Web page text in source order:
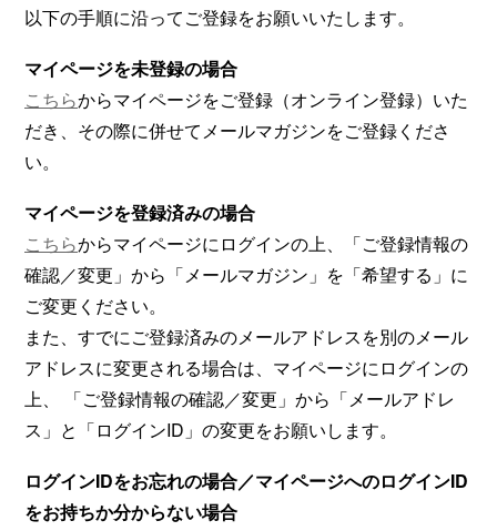
以下の手順に沿ってご登録をお願いいたします。
マイページを未登録の場合
こちらからマイページをご登録（オンライン登録）いた
だき、その際に併せてメールマガジンをご登録くださ
い。
マイページを登録済みの場合
こちらからマイページにログインの上、「ご登録情報の
確認／変更」から「メールマガジン」を「希望する」に
ご変更ください。
また、すでにご登録済みのメールアドレスを別のメール
アドレスに変更される場合は、マイページにログインの
上、 「ご登録情報の確認／変更」から「メールアドレ
ス」と「ログインID」の変更をお願いします。
ログインIDをお忘れの場合／マイページへのログインID
をお持ちか分からない場合